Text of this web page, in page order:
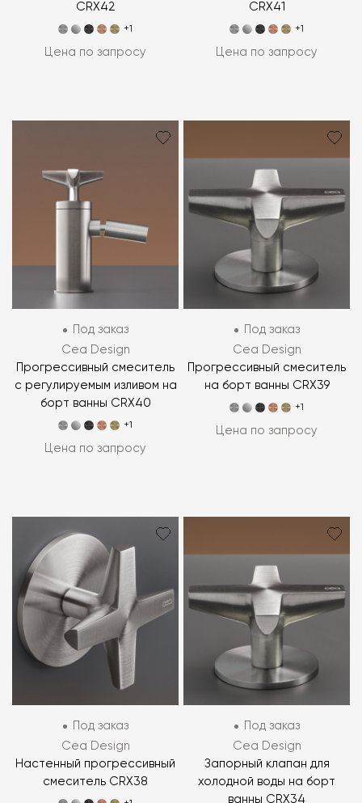
CRX42
+1
Цена по запросу
CRX41
+1
Цена по запросу
Под заказ
Cea Design
Прогрессивный смеситель
с регулируемым изливом на
борт ванны CRX40
+1
Цена по запросу
Под заказ
Cea Design
Прогрессивный смеситель
на борт ванны CRX39
+1
Цена по запросу
Под заказ
Cea Design
Настенный прогрессивный
смеситель CRX38
Под заказ
Cea Design
Запорный клапан для
холодной воды на борт
ванны CRX34